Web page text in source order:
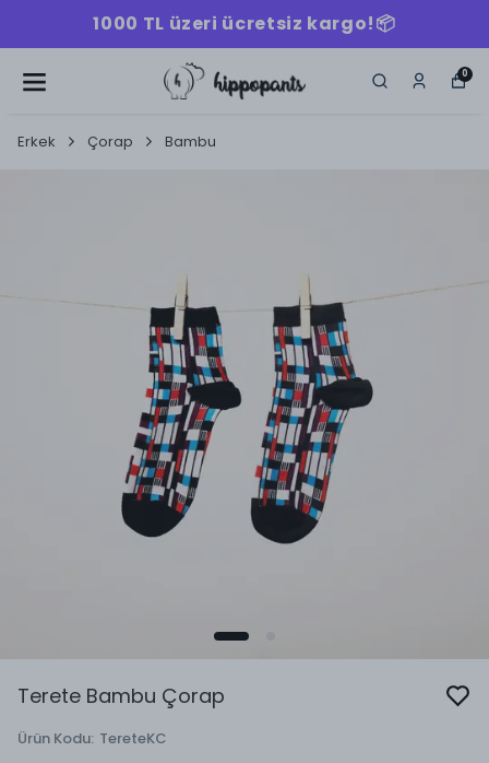
1000 TL üzeri ücretsiz kargo!📦
0
Erkek Çorap Bambu
Terete Bambu Çorap
Ürün Kodu: TereteKC